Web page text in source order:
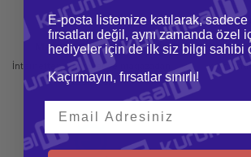
Mağazadan Teslimat
İnternetten sipariş et ve mağazadan
teslim al
Kolay
E-posta listemize katılarak, sadece
fırsatları değil, aynı zamanda özel
hediyeler için de ilk siz bilgi sahibi
Kaçırmayın, fırsatlar sınırlı!